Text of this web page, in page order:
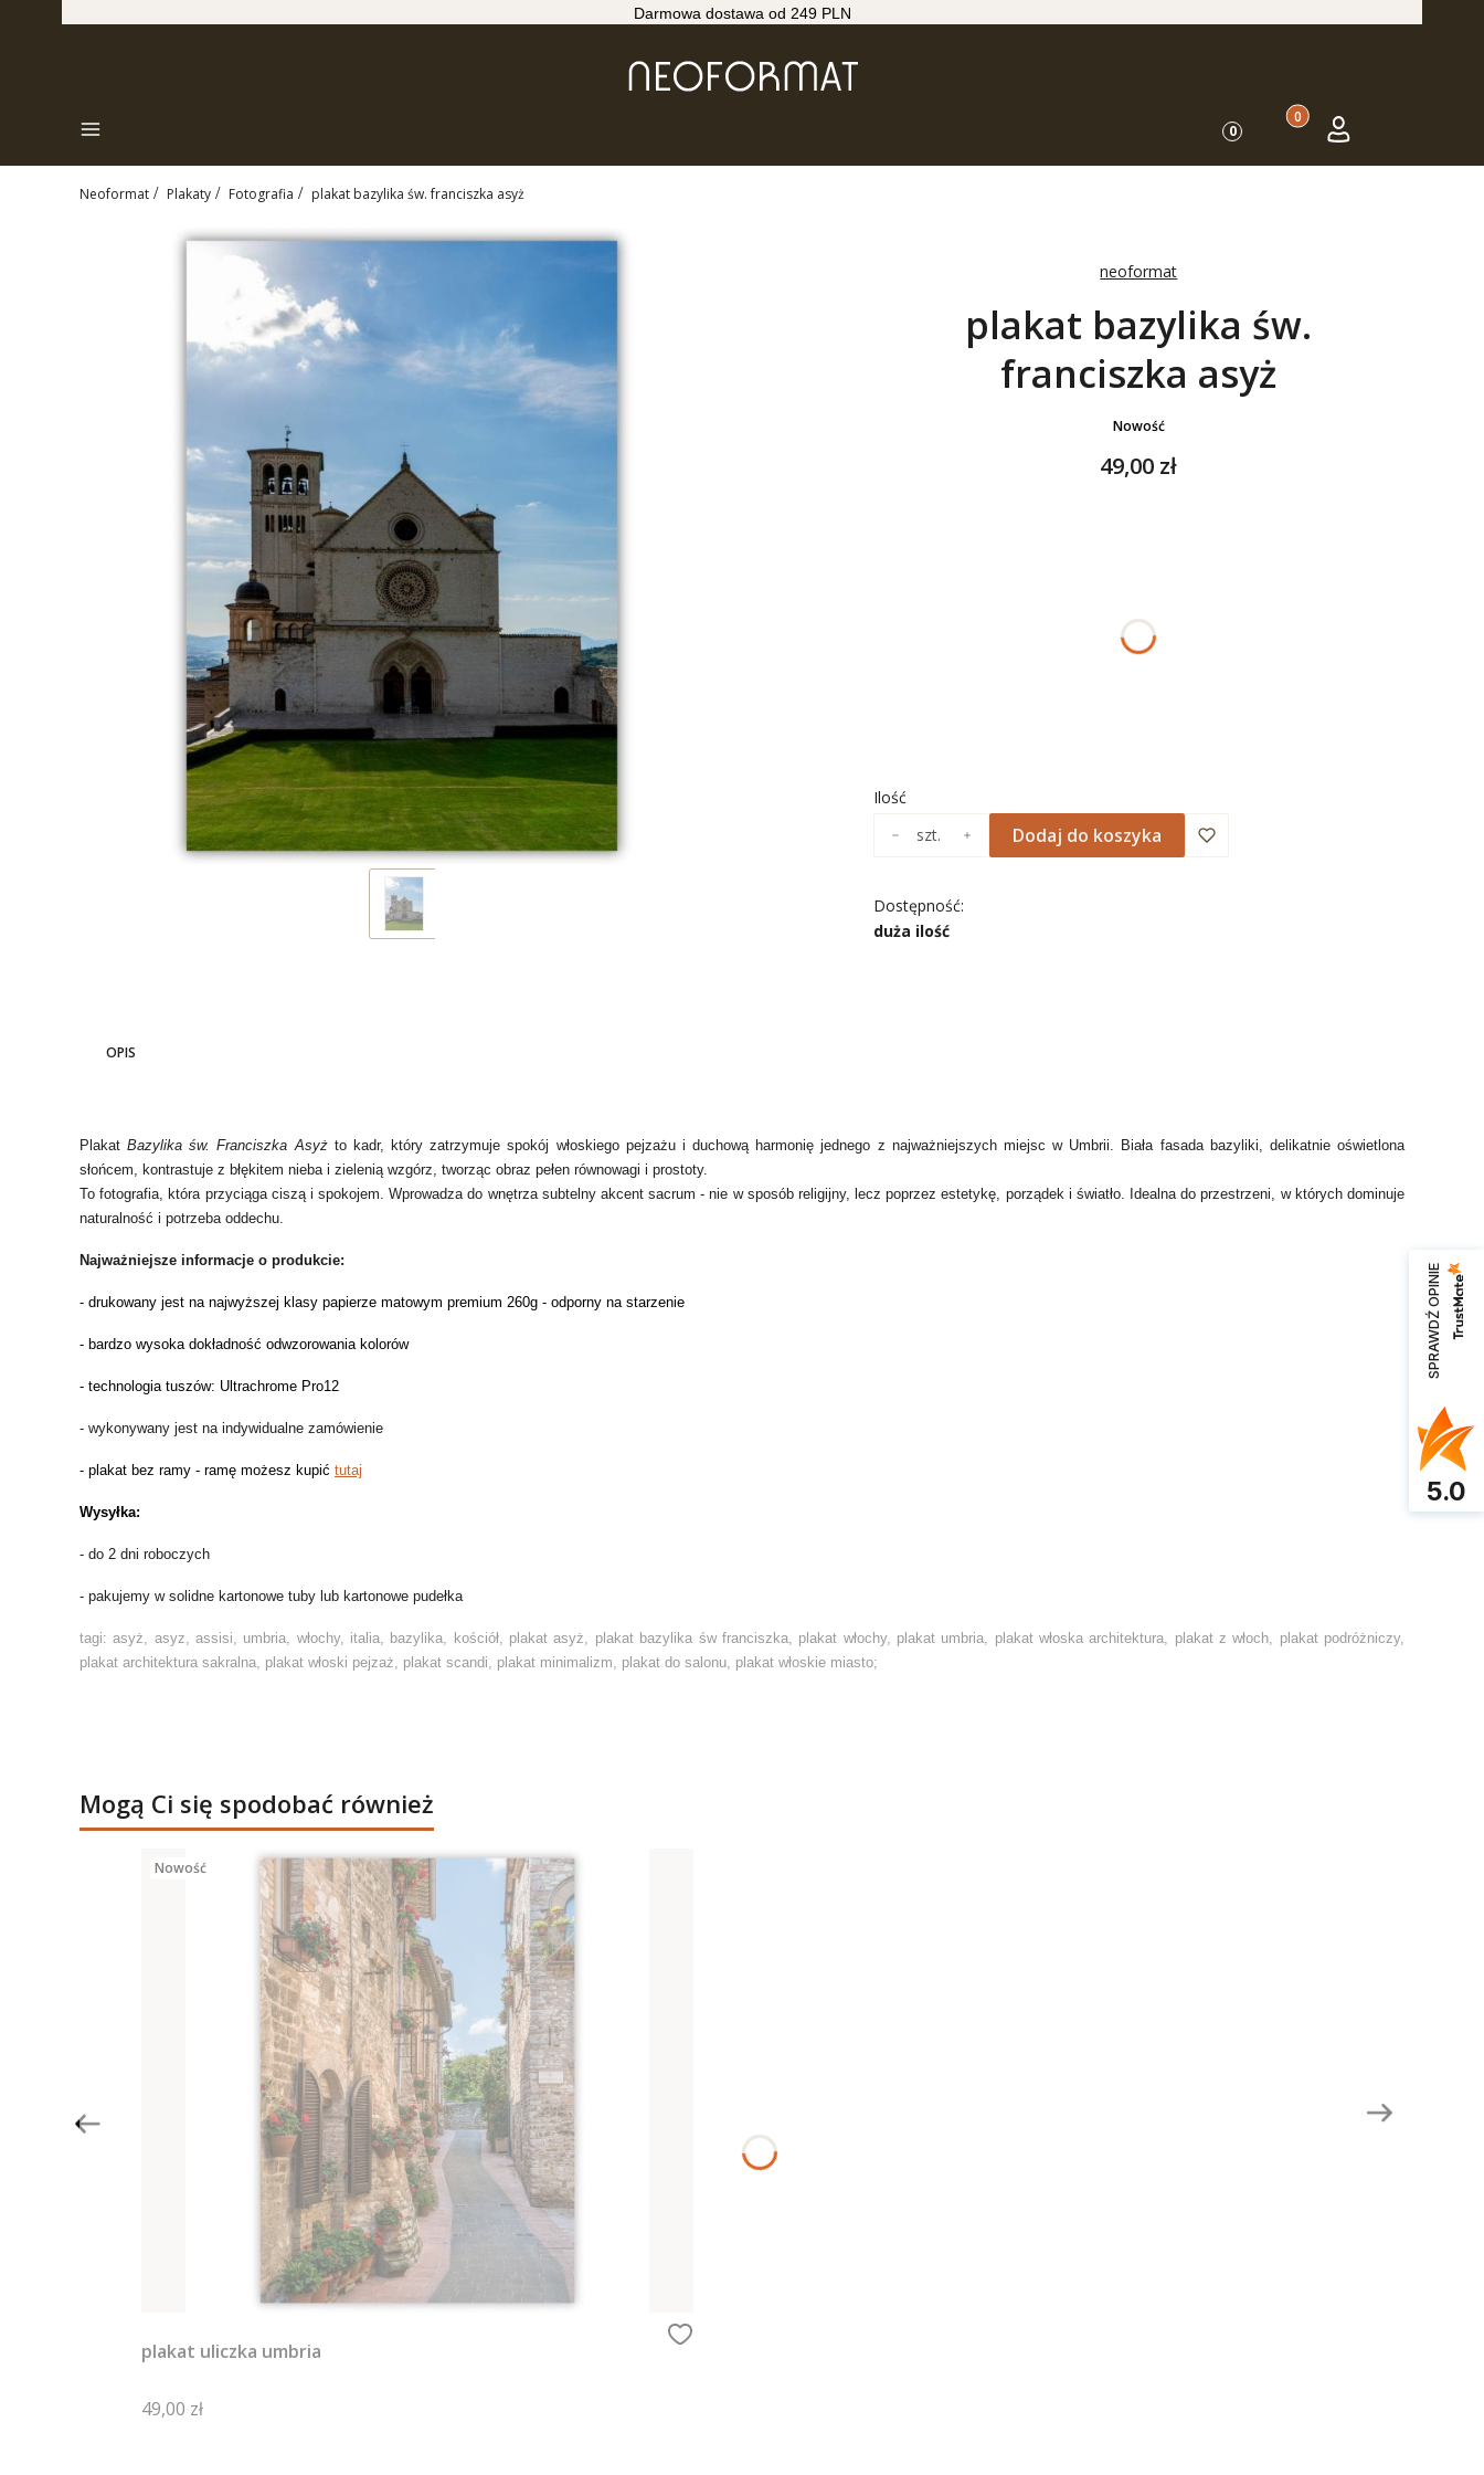
Darmowa dostawa od 249 PLN
Menu 0 Produkty w koszyku: 0.
Koszyk Zaloguj się
Neoformat Plakaty Fotografia plakat bazylika św. franciszka asyż
neoformat
plakat bazylika św.
franciszka asyż
Nowość
Cena
49,00 zł
Ilość
szt.
Dodaj do koszyka
Dostępność:
duża ilość
OPIS
PlakatBazylika św. Franciszka Asyżto kadr, który zatrzymuje spokój włoskiego pejzażu i duchową harmonię jednego z najważniejszych miejsc w Umbrii. Biała fasada bazyliki, delikatnie oświetlona
słońcem, kontrastuje z błękitem nieba i zielenią wzgórz, tworząc obraz pełen równowagi i prostoty.
To fotografia, która przyciąga ciszą i spokojem. Wprowadza do wnętrza subtelny akcent sacrum - nie w sposób religijny, lecz poprzez estetykę, porządek i światło. Idealna do przestrzeni, w których dominuje
naturalność i potrzeba oddechu.
Najważniejsze informacje o produkcie:
- drukowany jest na najwyższej klasy papierze matowym premium 260g - odporny na starzenie
- bardzo wysoka dokładność odwzorowania kolorów
- technologia tuszów: Ultrachrome Pro12
- wykonywany jest na indywidualne zamówienie
- plakat bez ramy - ramę możesz kupić tutaj
Wysyłka:
- do 2 dni roboczych
- pakujemy w solidne kartonowe tuby lub kartonowe pudełka
tagi: asyż, asyz, assisi, umbria, włochy, italia, bazylika, kościół, plakat asyż, plakat bazylika św franciszka, plakat włochy, plakat umbria, plakat włoska architektura, plakat z włoch, plakat podróżniczy,
plakat architektura sakralna, plakat włoski pejzaż, plakat scandi, plakat minimalizm, plakat do salonu, plakat włoskie miasto;
Mogą Ci się spodobać również
Nowość
plakat uliczka umbria
Cena
49,00 zł
SPRAWDŹ OPINIE
5.0